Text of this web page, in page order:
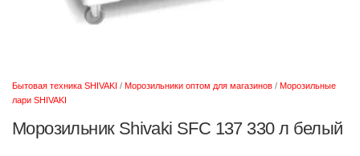
Бытовая техника SHIVAKI / Морозильники оптом для магазинов / Морозильные
лари SHIVAKI
Морозильник Shivaki SFC 137 330 л белый